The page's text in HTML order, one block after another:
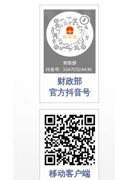
财政部
官方抖音号
移动客户端